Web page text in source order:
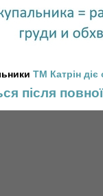
ТМ Катрін діє
після